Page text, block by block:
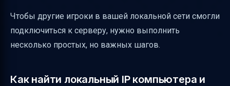
Чтобы другие игроки в вашей локальной сети смогли
подключиться к серверу, нужно выполнить
несколько простых, но важных шагов.
Как найти локальный IP компьютера и